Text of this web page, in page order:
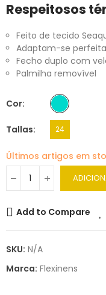
Respeitosos
Feito de tecido
Adaptam-se
Fecho duplo com
Palmilha removível
Cor
Tallas 24
Últimos artigos em
Add to Compare
SKU: N/A
Marca: Flexinens